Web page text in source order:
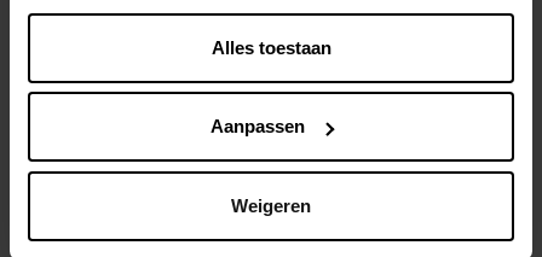
Alles toestaan
Aanpassen
Weigeren
Klantereview
Nog iets vergeten ?